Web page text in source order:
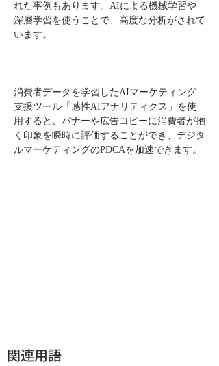
れた事例もあります。AIによる機械学習や
深層学習を使うことで、高度な分析がされて
います。
消費者データを学習したAIマーケティング
支援ツール「感性AIアナリティクス」を使
用すると、バナーや広告コピーに消費者が抱
く印象を瞬時に評価することができ、デジタ
ルマーケティングのPDCAを加速できます。
関連用語